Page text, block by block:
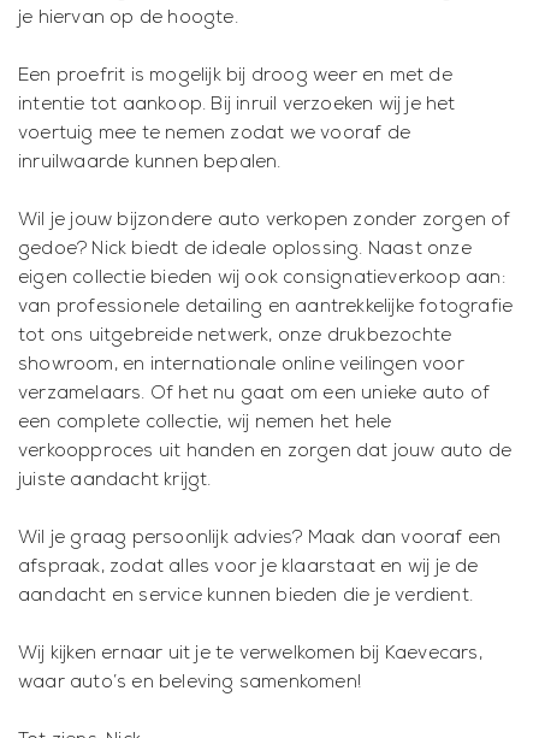
je hiervan op de hoogte.
Een proefrit is mogelijk bij droog weer en met de
intentie tot aankoop. Bij inruil verzoeken wij je het
voertuig mee te nemen zodat we vooraf de
inruilwaarde kunnen bepalen.
Wil je jouw bijzondere auto verkopen zonder zorgen of
gedoe? Nick biedt de ideale oplossing. Naast onze
eigen collectie bieden wij ook consignatieverkoop aan:
van professionele detailing en aantrekkelijke fotografie
tot ons uitgebreide netwerk, onze drukbezochte
showroom, en internationale online veilingen voor
verzamelaars. Of het nu gaat om een unieke auto of
een complete collectie, wij nemen het hele
verkoopproces uit handen en zorgen dat jouw auto de
juiste aandacht krijgt.
Wil je graag persoonlijk advies? Maak dan vooraf een
afspraak, zodat alles voor je klaarstaat en wij je de
aandacht en service kunnen bieden die je verdient.
Wij kijken ernaar uit je te verwelkomen bij Kaevecars,
waar auto’s en beleving samenkomen!